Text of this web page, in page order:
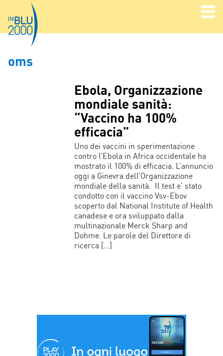
oms
Ebola, Organizzazione
mondiale sanità:
“Vaccino ha 100%
efficacia”
Uno dei vaccini in sperimentazione
contro l’Ebola in Africa occidentale ha
mostrato il 100% di efficacia. L’annuncio
oggi a Ginevra dell’Organizzazione
mondiale della sanità. Il test e’ stato
condotto con il vaccino Vsv-Ebov
scoperto dal National Institute of Health
canadese e ora sviluppato dalla
multinazionale Merck Sharp and
Dohme. Le parole del Direttore di
ricerca […]